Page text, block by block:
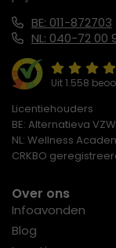
BE: 011-872703
NL: 040-72 00
Uit 1.558
Licentiehouders
BE: Alternatieva
NL: Wellness
CRKBO
Over ons
Infoavonden
Blog